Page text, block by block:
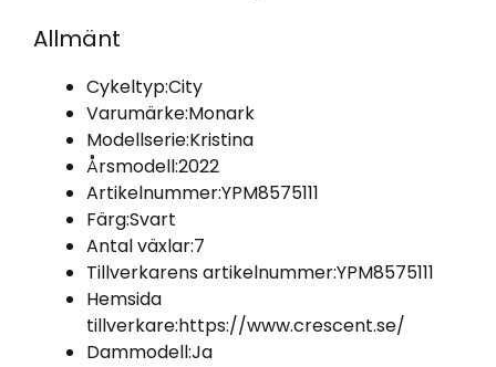
Allmänt
Cykeltyp:City
Varumärke:Monark
Modellserie:Kristina
Årsmodell:2022
Artikelnummer:YPM8575111
Färg:Svart
Antal växlar:7
Tillverkarens artikelnummer:YPM8575111
Hemsida
tillverkare:https://www.crescent.se/
Dammodell:Ja